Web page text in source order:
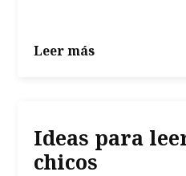
Leer más
Ideas para
chicos